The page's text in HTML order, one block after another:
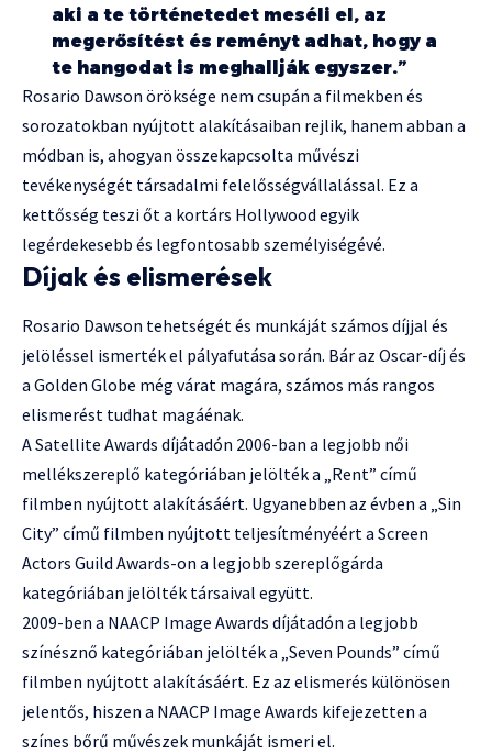
aki a te történetedet meséli el, az
megerősítést és reményt adhat, hogy a
te hangodat is meghallják egyszer.”
Rosario Dawson öröksége nem csupán a filmekben és
sorozatokban nyújtott alakításaiban rejlik, hanem abban a
módban is, ahogyan összekapcsolta művészi
tevékenységét társadalmi felelősségvállalással. Ez a
kettősség teszi őt a kortárs Hollywood egyik
legérdekesebb és legfontosabb személyiségévé.
Díjak és elismerések
Rosario Dawson tehetségét és munkáját számos díjjal és
jelöléssel ismerték el pályafutása során. Bár az Oscar-díj és
a Golden Globe még várat magára, számos más rangos
elismerést tudhat magáénak.
A Satellite Awards díjátadón 2006-ban a legjobb női
mellékszereplő kategóriában jelölték a „Rent” című
filmben nyújtott alakításáért. Ugyanebben az évben a „Sin
City” című filmben nyújtott teljesítményéért a Screen
Actors Guild Awards-on a legjobb szereplőgárda
kategóriában jelölték társaival együtt.
2009-ben a NAACP Image Awards díjátadón a legjobb
színésznő kategóriában jelölték a „Seven Pounds” című
filmben nyújtott alakításáért. Ez az elismerés különösen
jelentős, hiszen a NAACP Image Awards kifejezetten a
színes bőrű művészek munkáját ismeri el.